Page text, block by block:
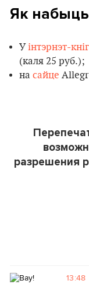
Як набыць
Уінтэрнэт-
(каля 25 руб.);
на сайце
разрешения
13:48